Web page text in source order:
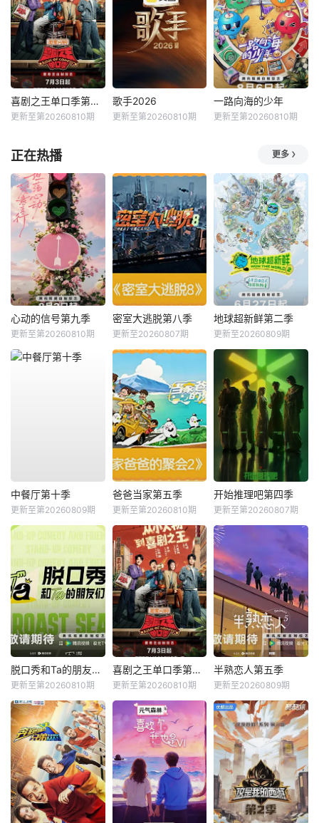
喜剧之王单口季第三季
更新至第20260810期
歌手2026
更新至第20260810期
一路向海的少年
更新至第20260810期
正在热播 更多
心动的信号第九季
更新至第20260810期
密室大逃脱第八季
更新至20260807期
地球超新鲜第二季
更新至20260809期
中餐厅第十季
更新至第20260809期
爸爸当家第五季
更新至第20260810期
开始推理吧第四季
更新至第20260807期
脱口秀和Ta的朋友们第三季
更新至第20260810期
喜剧之王单口季第三季
更新至第20260810期
半熟恋人第五季
更新至20260809期